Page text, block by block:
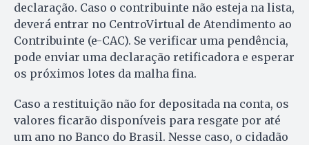
declaração. Caso o contribuinte não esteja na lista,
deverá entrar no CentroVirtual de Atendimento ao
Contribuinte (e-CAC). Se verificar uma pendência,
pode enviar uma declaração retificadora e esperar
os próximos lotes da malha fina.
Caso a restituição não for depositada na conta, os
valores ficarão disponíveis para resgate por até
um ano no Banco do Brasil. Nesse caso, o cidadão